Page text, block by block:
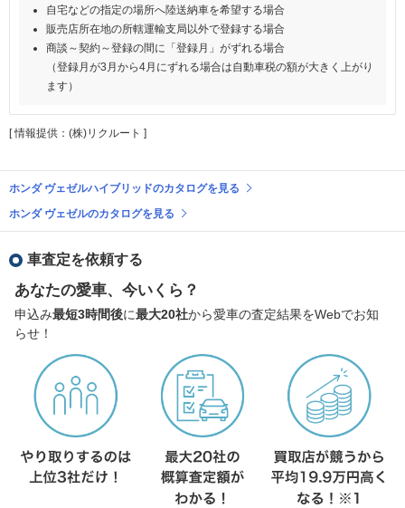
自宅などの指定の場所へ陸送納車を希望する場合
販売店所在地の所轄運輸支局以外で登録する場合
商談～契約～登録の間に「登録月」がずれる場合
（登録月が3月から4月にずれる場合は自動車税の額が大きく上がり
ます）
[ 情報提供：(株)リクルート ]
ホンダ ヴェゼルハイブリッドのカタログを見る
ホンダ ヴェゼルのカタログを見る
車査定を依頼する
あなたの愛車、今いくら？
申込み最短3時間後に最大20社から愛車の査定結果をWebでお知
らせ！